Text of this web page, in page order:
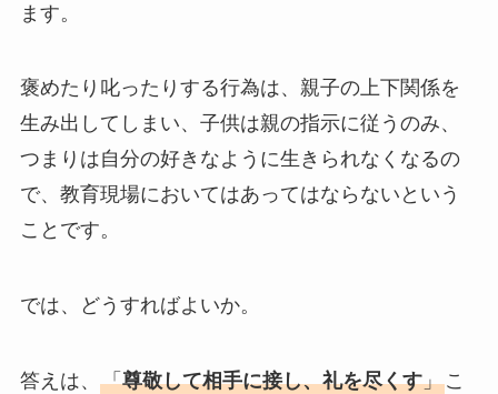
ます。
褒めたり叱ったりする行為は、親子の上下関係を
生み出してしまい、子供は親の指示に従うのみ、
つまりは自分の好きなように生きられなくなるの
で、教育現場においてはあってはならないという
ことです。
では、どうすればよいか。
答えは、 「尊敬して相手に接し、礼を尽くす」こ